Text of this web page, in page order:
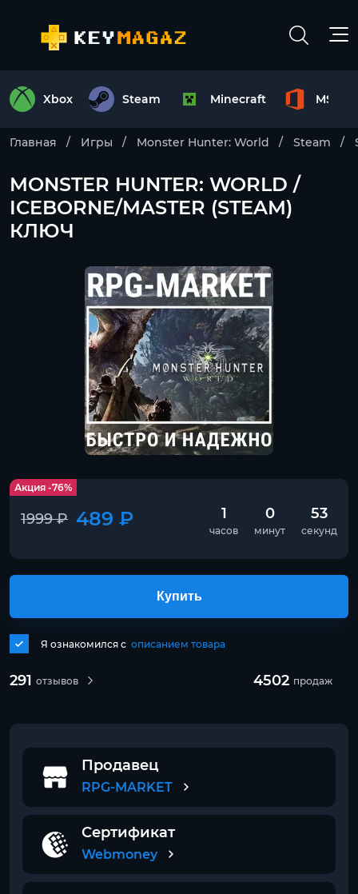
Xbox Steam Minecraft MS
Главная Игры Monster Hunter: World Steam
MONSTER HUNTER: WORLD /
ICEBORNE/MASTER (STEAM)
КЛЮЧ
Акция -76%
1999 ₽ 489 ₽ 1
часов
0
минут
52
секунд
291 отзывов 4502 продаж
Я ознакомился с описанием товара
Купить
Продавец
RPG-MARKET
Сертификат
Webmoney